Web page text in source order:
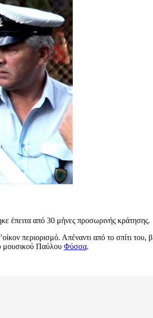
έπειτα από 30 μήνες προσωρινής κράτησης.
περιορισμό. Απέναντι από το σπίτι του,
μουσικού Παύλου Φύσσα.